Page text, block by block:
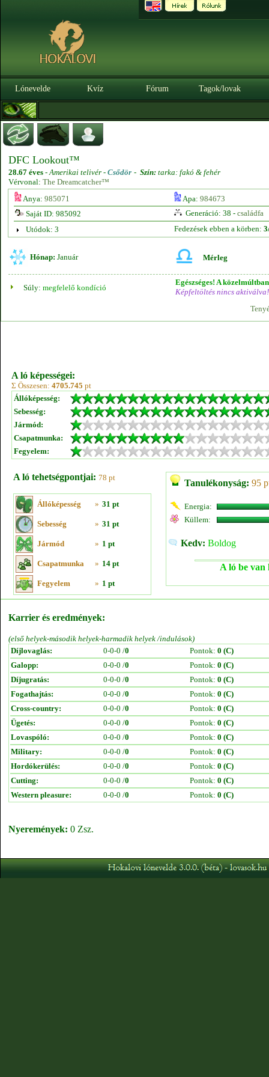
Lónevelde Kvíz Fórum Tagok/lovak
DFC Lookout™
28.67 éves -Amerikai telivér - Csődör - Szín: tarka: fakó & fehér
Vérvonal: The Dreamcatcher™
Anya: 985071 Apa: 984673
Saját ID: 985092
Generáció: 38 - családfa
Utódok: 3
Fedezések ebben a körben:
Hónap: Január Mérleg
Súly: megfelelő kondíció
Egészséges! A
Képfeltöltés nincs aktiválva!
A ló képességei:
Σ Összesen: 4705.745 pt
Állóképesség:
Sebesség:
Jármód:
Csapatmunka:
Fegyelem:
A ló tehetségpontjai: 78 pt
Állóképesség » 31 pt
Sebesség » 31 pt
Jármód » 1 pt
Csapatmunka » 14 pt
Fegyelem » 1 pt
Tanulékonyság: 95
Energia:
Küllem:
Kedv: Boldog
A ló be van
Karrier és eredmények:
(első helyek-második helyek-harmadik helyek /indulások)
Díjlovaglás:
0-0-0 /0 Pontok: 0 (C)
Galopp:
0-0-0 /0 Pontok: 0 (C)
Díjugratás:
0-0-0 /0 Pontok: 0 (C)
Fogathajtás:
0-0-0 /0 Pontok: 0 (C)
Cross-country:
0-0-0 /0 Pontok: 0 (C)
Ügetés:
0-0-0 /0 Pontok: 0 (C)
Lovaspóló:
0-0-0 /0 Pontok: 0 (C)
Military:
0-0-0 /0 Pontok: 0 (C)
Hordókerülés:
0-0-0 /0 Pontok: 0 (C)
Cutting:
0-0-0 /0 Pontok: 0 (C)
Western pleasure:
0-0-0 /0 Pontok: 0 (C)
Nyeremények: 0 Zsz.